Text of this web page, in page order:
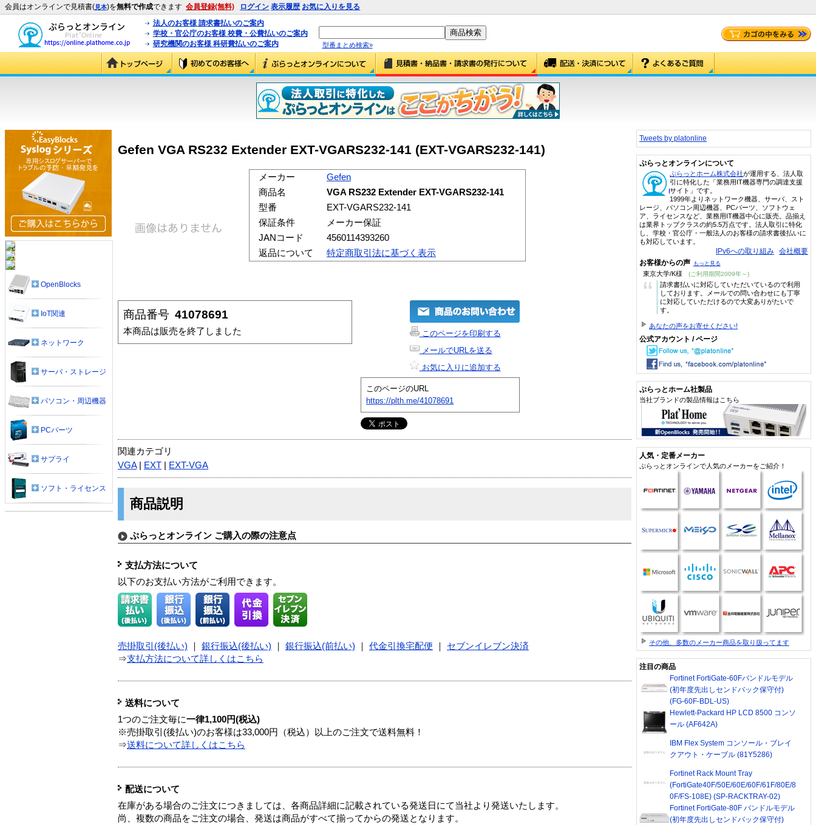
会員はオンラインで見積書(見本)を無料で作成できます 会員登録(無料) ログイン 表示履歴 お気に入りを見る
法人のお客様 請求書払いのご案内
学校・官公庁のお客様 校費・公費払いのご案内
研究機関のお客様 科研費払いのご案内
型番まとめ検索»
Gefen VGA RS232 Extender EXT-VGARS232-141 (EXT-VGARS232-141)
メーカー
Gefen
商品名
VGA RS232 Extender EXT-VGARS232-141
型番
EXT-VGARS232-141
保証条件
メーカー保証
JANコード
4560114393260
返品について
特定商取引法に基づく表示
商品番号 41078691
本商品は販売を終了しました
このページを印刷する
メールでURLを送る
お気に入りに追加する
このページのURL
https://plth.me/41078691
関連カテゴリ
VGA| EXT EXT-VGA
商品説明
ぷらっとオンライン ご購入の際の注意点
支払方法について
以下のお支払い方法がご利用できます。
売掛取引(後払い) 銀行振込(後払い) 銀行振込(前払い) 代金引換宅配便
セブンイレブン決済
⇒支払方法について詳しくはこちら
送料について
1つのご注文毎に一律1,100円(税込)
※売掛取引(後払い)のお客様は33,000円（税込）以上のご注文で送料無料！
⇒送料について詳しくはこちら
配送について
在庫がある場合のご注文につきましては、各商品詳細に記載されている発送日にて当社より発送いたします。
尚、複数の商品をご注文の場合、発送は商品がすべて揃ってからの発送となります。
OpenBlocks
IoT関連
ネットワーク
サーバ・ストレージ
パソコン・周辺機器
PCパーツ
サプライ
ソフト・ライセンス
Tweets by platonline
ぷらっとオンラインについて
ぷらっとホーム株式会社が運用する、法人取
引に特化した「業務用IT機器専門の調達支援
サイト」です。
1999年よりネットワーク機器、サーバ、スト
レージ、パソコン周辺機器、PCパーツ、ソフトウェ
ア、ライセンスなど、業務用IT機器中心に販売。品揃え
は業界トップクラスの約5.5万点です。法人取引に特化
し、学校・官公庁・一般法人のお客様の請求書後払いに
も対応しています。
IPv6への取り組み 会社概要
お客様からの声 もっと見る
東京大学/K様 (ご利用期間2009年～)
“
請求書払いに対応していただいているので利用
しております。メールでの問い合わせにも丁寧
に対応していただけるので大変ありがたいで
す。
あなたの声をお寄せください!
公式アカウント / ページ
ぷらっとホーム社製品
当社ブランドの製品情報はこちら
人気・定番メーカー
ぷらっとオンラインで人気のメーカーをご紹介！
その他、多数のメーカー商品を取り扱ってます
注目の商品
Fortinet FortiGate-60Fバンドルモデル
(初年度先出しセンドバック保守付)
(FG-60F-BDL-US)
Hewlett-Packard HP LCD 8500 コンソ
ール (AF642A)
IBM Flex System コンソール・ブレイ
クアウト・ケーブル (81Y5286)
Fortinet Rack Mount Tray
(FortiGate40F/50E/60E/60F/61F/80E/8
0F/FS-108E) (SP-RACKTRAY-02)
Fortinet FortiGate-80F バンドルモデル
(初年度先出しセンドバック保守付)